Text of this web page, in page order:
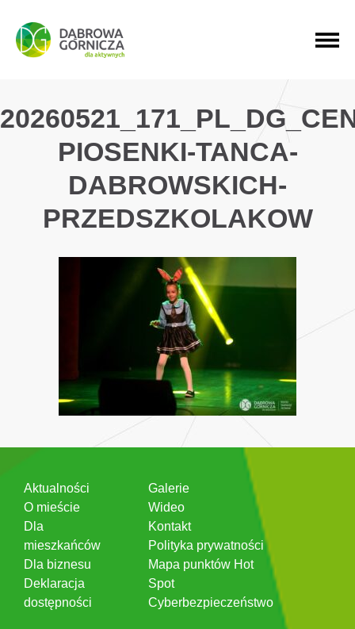
PRZEJDŹ DO MENU GŁÓWNEGO
PRZEJDŹ DO WYSZUKIWARKI
PRZEJDŹ DO TREŚCI
PIOSENKI-TANCA-
DABROWSKICH-
PRZEDSZKOLAKOW
Aktualności
O mieście
Dla
mieszkańców
Dla biznesu
Deklaracja
dostępności
Galerie
Wideo
Kontakt
Polityka prywatności
Mapa punktów Hot
Spot
Cyberbezpieczeństwo